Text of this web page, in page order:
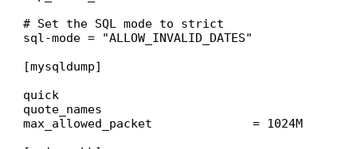
# Set the SQL mode to strict
sql-mode = "ALLOW_INVALID_DATES"
[mysqldump]
quick
quote_names
max_allowed_packet              = 1024M